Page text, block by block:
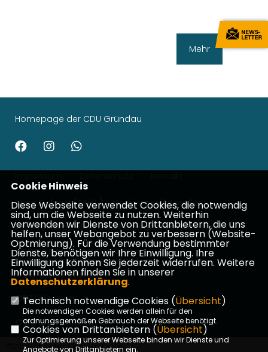
Mehr
Homepage der CDU Gründau
Max Schad (MdL) - Kreisvorsitzender
Patrick Appel - Landtagsabgeordneter
Johannes Wiegelmann -
Bundestagsabgeordneter
CDU Main-Kinzig
CDU Hessen
CDU Deutschland
©2026 Christlich Demokratische
Cookie Hinweis
Diese Webseite verwendet Cookies, die notwendig
sind, um die Webseite zu nutzen. Weiterhin
verwenden wir Dienste von Drittanbietern, die uns
helfen, unser Webangebot zu verbessern (Website-
Optmierung). Für die Verwendung bestimmter
Dienste, benötigen wir Ihre Einwilligung. Ihre
Einwilligung können Sie jederzeit widerrufen. Weitere
Informationen finden Sie in unserer
Datenschutzerklärung.
Technisch notwendige Cookies (Übersicht)
Die notwendigen Cookies werden allein für den
ordnungsgemäßen Gebrauch der Webseite benötigt.
Cookies von Drittanbietern (Übersicht)
Zur Optimierung unserer Webseite binden wir Dienste und
Angebote von Drittanbietern ein.